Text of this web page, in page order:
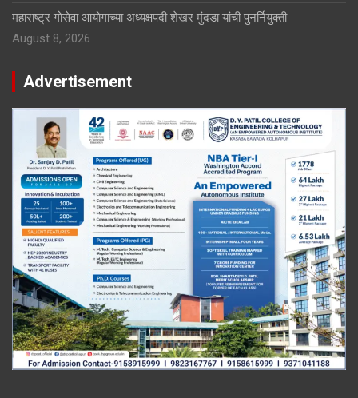
महाराष्ट्र गोसेवा आयोगाच्या अध्यक्षपदी शेखर मुंदडा यांची पुनर्नियुक्ती
August 8, 2026
Advertisement